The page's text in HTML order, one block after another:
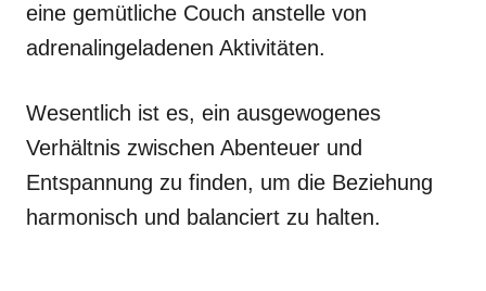
eine gemütliche Couch anstelle von
adrenalingeladenen Aktivitäten.
Wesentlich ist es, ein ausgewogenes
Verhältnis zwischen Abenteuer und
Entspannung zu finden, um die Beziehung
harmonisch und balanciert zu halten.